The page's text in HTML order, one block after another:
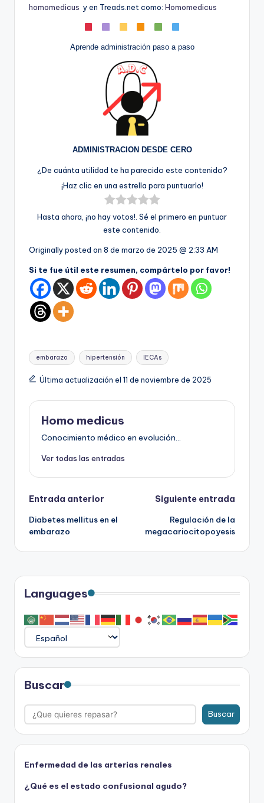
homomedicus y en Treads.net como: Homomedicus
Aprende administración paso a paso
ADMINISTRACION DESDE CERO
¿De cuánta utilidad te ha parecido este contenido?
¡Haz clic en una estrella para puntuarlo!
Hasta ahora, ¡no hay votos!. Sé el primero en puntuar
este contenido.
Originally posted on 8 de marzo de 2025 @ 2:33 AM
Si te fue útil este resumen, compártelo por favor!
Etiquetas:
embarazo hipertensión IECAs
Última actualización el 11 de noviembre de 2025
Homo medicus
Conocimiento médico en evolución...
Ver todas las entradas
Navegación
de
entradas
Entrada anterior
Diabetes mellitus en el
embarazo
Siguiente entrada
Regulación de la
megacariocitopoyesis
Languages
Buscar
Buscar
Enfermedad de las arterias renales
¿Qué es el estado confusional agudo?